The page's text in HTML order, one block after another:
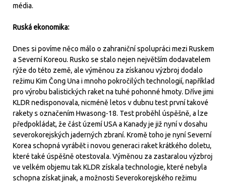
média.
Ruská ekonomika:
Dnes si povíme něco málo o zahraniční spolupráci mezi Ruskem
a Severní Koreou. Rusko se stalo nejen největším dodavatelem
rýže do této země, ale výměnou za získanou výzbroj dodalo
režimu Kim Čong Una i mnoho pokročilých technologií, například
pro výrobu balistických raket na tuhé pohonné hmoty. Dříve jimi
KLDR nedisponovala, nicméně letos v dubnu test první takové
rakety s označením Hwasong-18. Test proběhl úspěšně, a lze
předpokládat, že část území USA a Kanady je již nyní v dosahu
severokorejských jaderných zbraní. Kromě toho je nyní Severní
Korea schopná vyrábět i novou generaci raket krátkého doletu,
které také úspěšně otestovala. Výměnou za zastaralou výzbroj
ve velkém objemu tak KLDR získala technologie, které nebyla
schopna získat jinak, a možnosti Severokorejského režimu